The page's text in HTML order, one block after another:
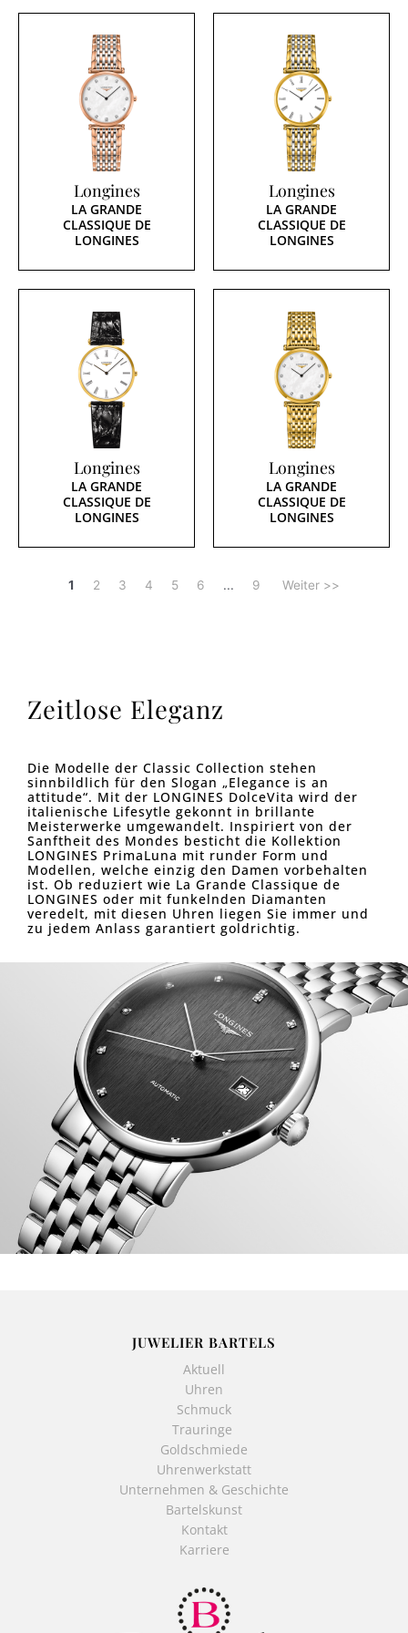
Longines
LA GRANDE
CLASSIQUE DE
LONGINES
Longines
LA GRANDE
CLASSIQUE DE
LONGINES
Longines
LA GRANDE
CLASSIQUE DE
LONGINES
Longines
LA GRANDE
CLASSIQUE DE
LONGINES
1 2 3 4 5 6 ... 9 Weiter >>
Zeitlose Eleganz
Die Modelle der Classic Collection stehen
sinnbildlich für den Slogan „Elegance is an
attitude“. Mit der LONGINES DolceVita wird der
italienische Lifesytle gekonnt in brillante
Meisterwerke umgewandelt. Inspiriert von der
Sanftheit des Mondes besticht die Kollektion
LONGINES PrimaLuna mit runder Form und
Modellen, welche einzig den Damen vorbehalten
ist. Ob reduziert wie La Grande Classique de
LONGINES oder mit funkelnden Diamanten
veredelt, mit diesen Uhren liegen Sie immer und
zu jedem Anlass garantiert goldrichtig.
JUWELIER BARTELS
Aktuell
Uhren
Schmuck
Trauringe
Goldschmiede
Uhrenwerkstatt
Unternehmen & Geschichte
Bartelskunst
Kontakt
Karriere